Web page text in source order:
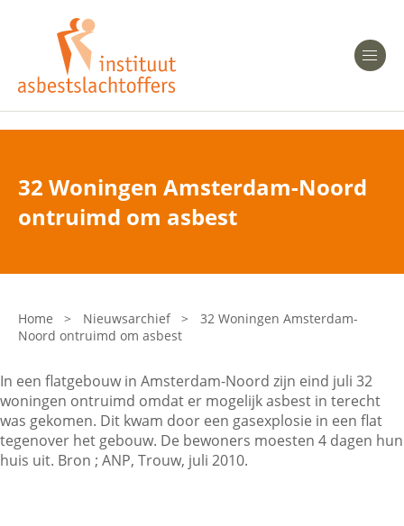
Heeft u Mesothelioom?
Heeft u Asbestose?
Bent u arts?
Asbest en Gezondheid
Laatste nieuws
Onze organisatie
Veelgestelde vragen
Contactgegevens
32 Woningen Amsterdam-Noord
ontruimd om asbest
Home > Nieuwsarchief >
32 Woningen Amsterdam-
Noord ontruimd om asbest
In een flatgebouw in Amsterdam-Noord zijn eind juli 32
woningen ontruimd omdat er mogelijk asbest in terecht
was gekomen. Dit kwam door een gasexplosie in een flat
tegenover het gebouw. De bewoners moesten 4 dagen hun
huis uit. Bron ; ANP, Trouw, juli 2010.